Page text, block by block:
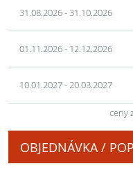
31.08.2026 - 31.10.2026
01.11.2026 - 12.12.2026
10.01.2027 - 20.03.2027
ceny
OBJEDNÁVKA /